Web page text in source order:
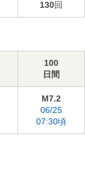
130回
100
日間
M7.2
06/25
07:30頃